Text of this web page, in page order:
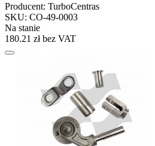
Producent: TurboCentras
SKU: CO-49-0003
Na stanie
180.21 złbez VAT